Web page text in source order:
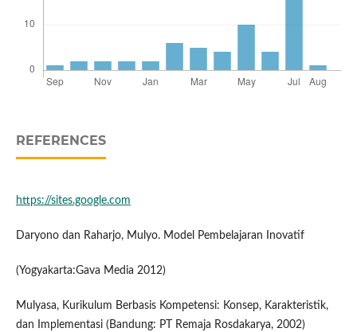
REFERENCES
https://sites.google.com
Daryono dan Raharjo, Mulyo. Model Pembelajaran Inovatif
(Yogyakarta:Gava Media 2012)
Mulyasa, Kurikulum Berbasis Kompetensi: Konsep, Karakteristik,
dan Implementasi (Bandung: PT Remaja Rosdakarya, 2002)